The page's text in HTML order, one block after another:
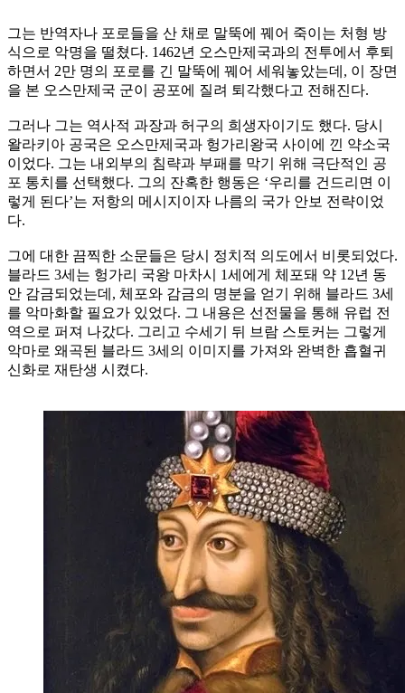
그는 반역자나 포로들을 산 채로 말뚝에 꿰어 죽이는 처형 방
식으로 악명을 떨쳤다. 1462년 오스만제국과의 전투에서 후퇴
하면서 2만 명의 포로를 긴 말뚝에 꿰어 세워놓았는데, 이 장면
을 본 오스만제국 군이 공포에 질려 퇴각했다고 전해진다.
그러나 그는 역사적 과장과 허구의 희생자이기도 했다. 당시
왈라키아 공국은 오스만제국과 헝가리왕국 사이에 낀 약소국
이었다. 그는 내외부의 침략과 부패를 막기 위해 극단적인 공
포 통치를 선택했다. 그의 잔혹한 행동은 ‘우리를 건드리면 이
렇게 된다’는 저항의 메시지이자 나름의 국가 안보 전략이었
다.
그에 대한 끔찍한 소문들은 당시 정치적 의도에서 비롯되었다.
블라드 3세는 헝가리 국왕 마차시 1세에게 체포돼 약 12년 동
안 감금되었는데, 체포와 감금의 명분을 얻기 위해 블라드 3세
를 악마화할 필요가 있었다. 그 내용은 선전물을 통해 유럽 전
역으로 퍼져 나갔다. 그리고 수세기 뒤 브람 스토커는 그렇게
악마로 왜곡된 블라드 3세의 이미지를 가져와 완벽한 흡혈귀
신화로 재탄생 시켰다.